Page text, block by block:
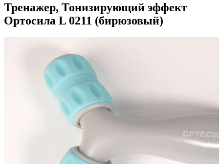
Тренажер, Тонизирующий эффект
Ортосила L 0211 (бирюзовый)